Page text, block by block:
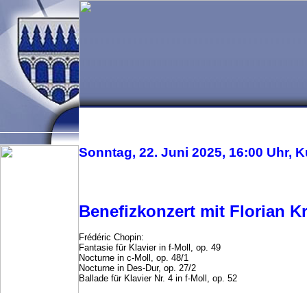
Sonntag, 22. Juni 2025, 16:00 Uhr,
Benefizkonzert mit Florian
Frédéric Chopin:
Fantasie für Klavier in f-Moll, op. 49
Nocturne in c-Moll, op. 48/1
Nocturne in Des-Dur, op. 27/2
Ballade für Klavier Nr. 4 in f-Moll, op. 52